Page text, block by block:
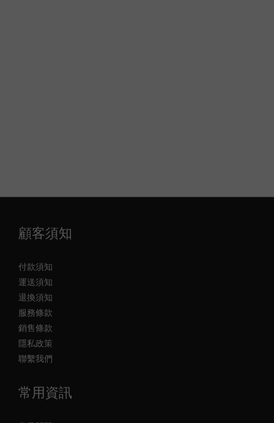
顧客須知
付款須知
運送須知
退換須知
服務條款
銷售條款
隱私政策
聯繫我們
常用資訊